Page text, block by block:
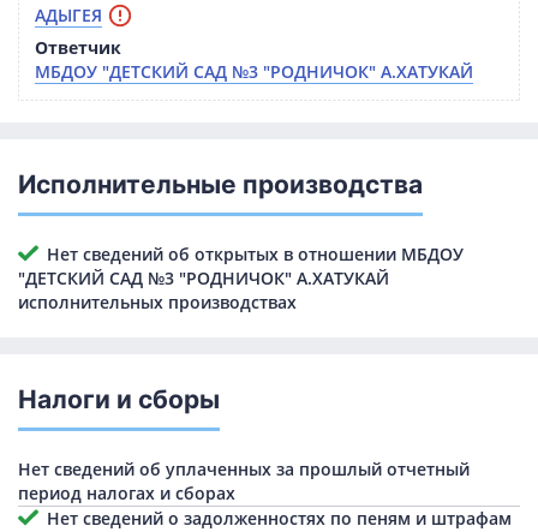
АДЫГЕЯ
Ответчик
МБДОУ "ДЕТСКИЙ САД №3 "РОДНИЧОК" А.ХАТУКАЙ
Исполнительные производства
Нет сведений об открытых в отношении МБДОУ
"ДЕТСКИЙ САД №3 "РОДНИЧОК" А.ХАТУКАЙ
исполнительных производствах
Налоги и сборы
Нет сведений об уплаченных за прошлый отчетный
период налогах и сборах
Нет сведений о задолженностях по пеням и штрафам